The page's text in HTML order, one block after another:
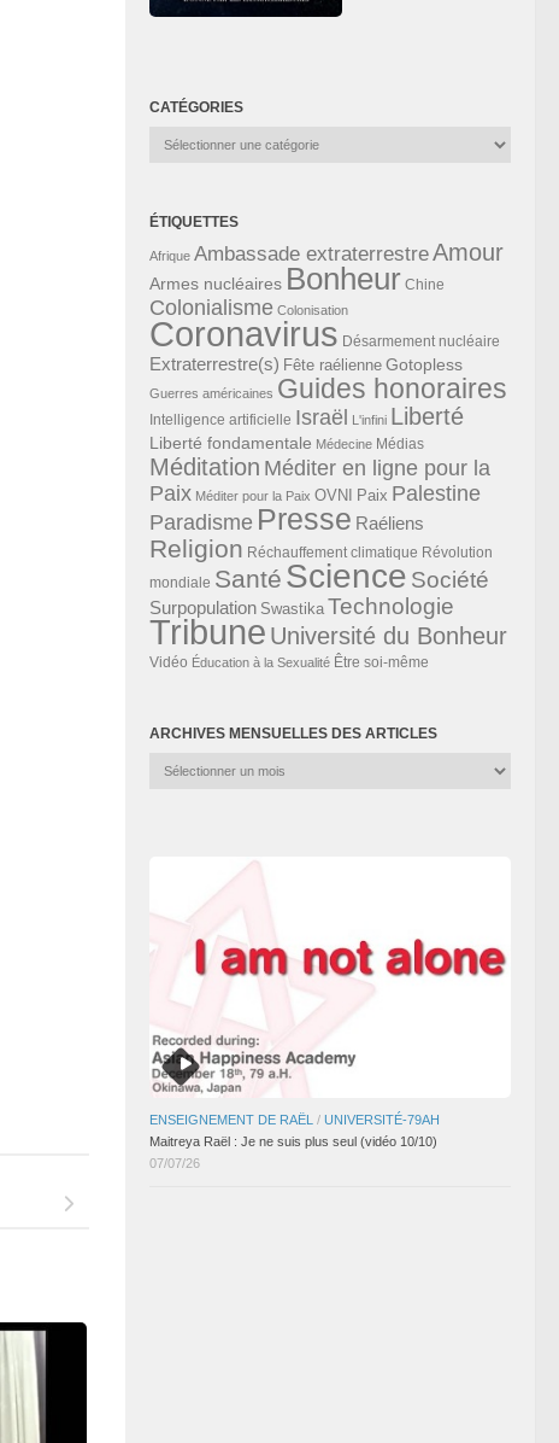
CATÉGORIES
Catégories
ÉTIQUETTES
Afrique Ambassade extraterrestreAmour
Armes nucléaires Bonheur Chine
Colonialisme Colonisation
Coronavirus Désarmement nucléaire
Extraterrestre(s) Fête raélienne Gotopless
Guerres américaines Guides honoraires
Intelligence artificielle Israël L'infini Liberté
Liberté fondamentale Médecine Médias
Méditation Méditer en ligne pour la
Paix Méditer pour la Paix OVNI Paix Palestine
Paradisme Presse Raéliens
Religion Réchauffement climatique Révolution
mondiale Santé Science Société
Surpopulation Swastika Technologie
Tribune Université du Bonheur
Vidéo Éducation à la Sexualité Être soi-même
ARCHIVES MENSUELLES DES ARTICLES
Archives
ENSEIGNEMENT DE RAËL / UNIVERSITÉ-79AH
Maitreya Raël : Je ne suis plus seul (vidéo 10/10)
07/07/26